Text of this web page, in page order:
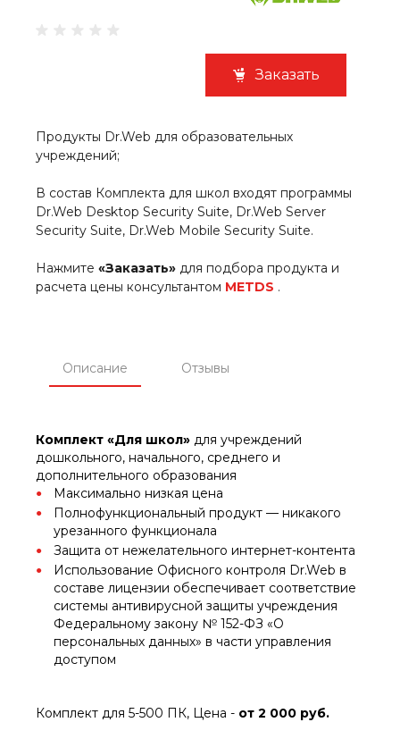
Заказать
Продукты Dr.Web для образовательных
учреждений;
В состав Комплекта для школ входят программы
Dr.Web Desktop Security Suite, Dr.Web Server
Security Suite, Dr.Web Mobile Security Suite.
Нажмите «Заказать» для подбора продукта и
расчета цены консультантом METDS .
Описание Отзывы
Комплект «Для школ» для учреждений
дошкольного, начального, среднего и
дополнительного образования
Максимально низкая цена
Полнофункциональный продукт — никакого
урезанного функционала
Защита от нежелательного интернет-контента
Использование Офисного контроля Dr.Web в
составе лицензии обеспечивает соответствие
системы антивирусной защиты учреждения
Федеральному закону № 152-ФЗ «О
персональных данных» в части управления
доступом
Комплект для 5-500 ПК, Цена - от 2 000 руб.